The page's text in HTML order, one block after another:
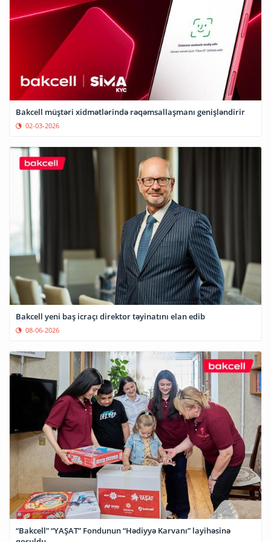
Bakcell müştəri xidmətlərində rəqəmsallaşmanı genişləndirir
02-03-2026
Bakcell yeni baş icraçı direktor təyinatını elan edib
08-06-2026
“Bakcell” “YAŞAT” Fondunun “Hədiyyə Karvanı” layihəsinə